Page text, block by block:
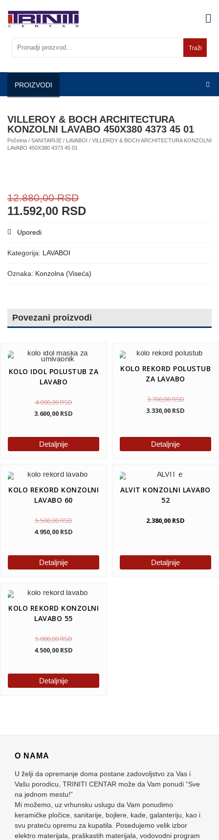
content
Traži
PROIZVODI
VILLEROY & BOCH ARCHITECTURA
KONZOLNI LAVABO 450X380 4373 45 01
Početna / SANITARIJE / LAVABOI / VILLEROY & BOCH ARCHITECTURA KONZOLNI
LAVABO 450X380 4373 45 01
12.880,00RSD
11.592,00 RSD
Uporedi
Kategorija: LAVABOI
Oznaka: Konzolna (Viseća)
Povezani proizvodi
KOLO IDOL POLUSTUB ZA
LAVABO
4.000,00RSD
3.600,00 RSD
Detaljnije
KOLO REKORD POLUSTUB
ZA LAVABO
3.700,00RSD
3.330,00 RSD
Detaljnije
KOLO REKORD KONZOLNI
LAVABO 60
5.500,00RSD
4.950,00 RSD
Detaljnije
ALVIT KONZOLNI LAVABO
52
2.380,00 RSD
Detaljnije
KOLO REKORD KONZOLNI
LAVABO 55
5.000,00RSD
4.500,00 RSD
Detaljnije
O NAMA
U želji da opremanje doma postane zadovoljstvo za Vas i
Vašu porodicu, TRINITI CENTAR može da Vam ponudi “Sve
na jednom mestu!”
Mi možemo, uz vrhunsku uslugu da Vam ponudimo
keramičke pločice, sanitarije, bojlere, kade, galanteriju, kao i
svu prateću opremu za kupatila. Posedujemo velik izbor
elektro materijala, praškastih materijala, vodovodni program